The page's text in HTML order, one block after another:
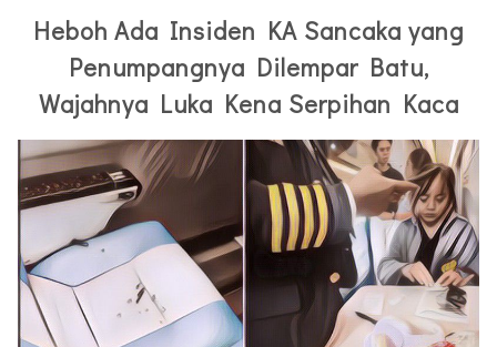
Heboh Ada Insiden KA Sancaka yang
Penumpangnya Dilempar Batu,
Wajahnya Luka Kena Serpihan Kaca